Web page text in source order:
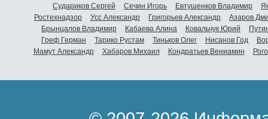
Судариков Сергей
Сечин Игорь Евтушенков Владимир
Ростехнадзор
Усс Александр Григорьев Александр
Азаров
Брынцалов Владимир
Кабаева Алина Ковальчук Юрий
Греф Герман
Тарико Рустам Тиньков Олег Нисанов Год
Мамут Александр
Хабаров Михаил Кондратьев Вениамин